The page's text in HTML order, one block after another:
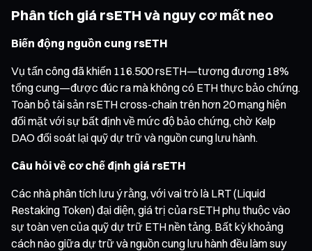
Phân tích giá rsETH và nguy cơ mất neo
Biến động nguồn cung rsETH
Vụ tấn công đã khiến 116.500 rsETH—tương đương 18%
tổng cung—được đúc ra mà không có ETH thực bảo chứng.
Toàn bộ tài sản rsETH cross-chain trên hơn 20 mạng hiện
đối mặt với sự bất định về mức độ bảo chứng, chờ Kelp
DAO đối soát lại quỹ dự trữ và nguồn cung lưu hành.
Câu hỏi về cơ chế định giá rsETH
Các nhà phân tích lưu ý rằng, với vai trò là LRT (Liquid
Restaking Token) đại diện, giá trị của rsETH phụ thuộc vào
sự toàn vẹn của quỹ dự trữ ETH nền tảng. Bất kỳ khoảng
cách nào giữa dự trữ và nguồn cung lưu hành đều làm suy